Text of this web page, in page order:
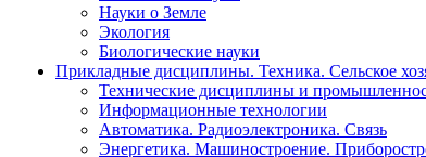
Науки о Земле
Экология
Биологические науки
Прикладные дисциплины. Техника. Сельское
Технические дисциплины и
Информационные технологии
Автоматика. Радиоэлектроника. Связь
Энергетика. Машиностроение.